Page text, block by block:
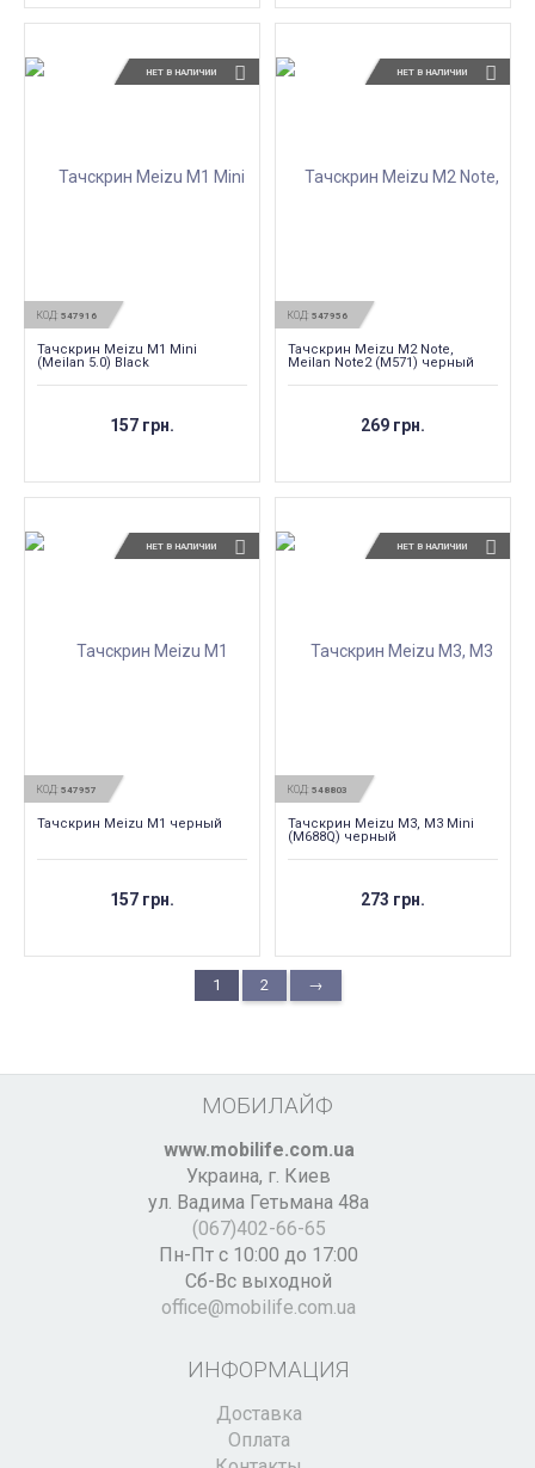
НЕТ В НАЛИЧИИ
КОД: 547916
Тачскрин Meizu M1 Mini
(Meilan 5.0) Black
157 грн.
НЕТ В НАЛИЧИИ
КОД: 547956
Тачскрин Meizu M2 Note,
Meilan Note2 (M571) черный
269 грн.
НЕТ В НАЛИЧИИ
КОД: 547957
Тачскрин Meizu M1 черный
157 грн.
НЕТ В НАЛИЧИИ
КОД: 548803
Тачскрин Meizu M3, M3 Mini
(M688Q) черный
273 грн.
1 2 →
МОБИЛАЙФ
www.mobilife.com.ua
Украина, г. Киев
ул. Вадима Гетьмана 48а
(067)402-66-65
Пн-Пт с 10:00 до 17:00
Сб-Вс выходной
office@mobilife.com.ua
ИНФОРМАЦИЯ
Доставка
Оплата